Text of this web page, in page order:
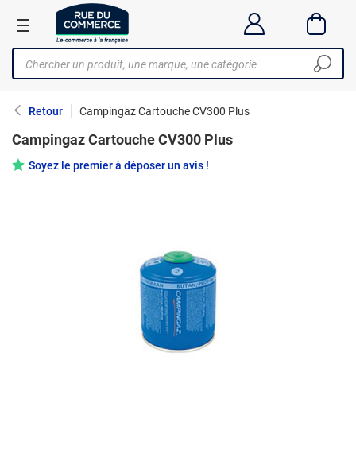
Retour Campingaz Cartouche CV300 Plus
Campingaz Cartouche CV300 Plus
Soyez le premier à déposer un avis !